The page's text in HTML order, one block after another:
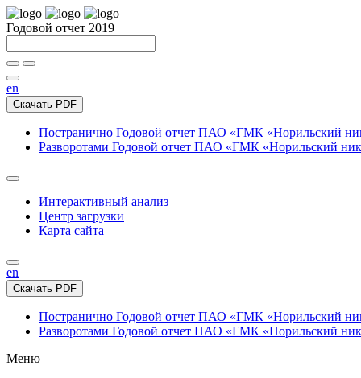
Годовой отчет 2019
en
Скачать PDF
Постранично Годовой отчет ПАО «ГМК «Норильский
Разворотами Годовой отчет ПАО «ГМК «Норильский
Интерактивный анализ
Центр загрузки
Карта сайта
en
Скачать PDF
Постранично Годовой отчет ПАО «ГМК «Норильский
Разворотами Годовой отчет ПАО «ГМК «Норильский
Меню